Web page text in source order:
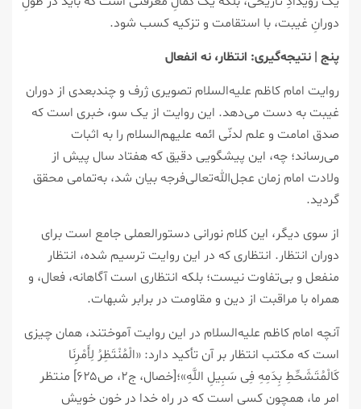
دورانِ غیبت، با استقامت و تزکیه کسب شود.
پنج | نتیجه‌گیری: انتظار، نه انفعال
روایت امام کاظم علیه‌السلام تصویری ژرف و چندبعدی از دوران
غیبت به دست می‌دهد. این روایت از یک سو، خبری است که
صدق امامت و علم لدنّی ائمه علیهم‌السلام را به اثبات
می‌رساند؛ چه، این پیشگویی دقیق که هفتاد سال پیش از
ولادت امام زمان عجل‌الله‌تعالی‌فرجه بیان شد، به‌تمامی محقق
گردید.
از سوی دیگر، این کلام نورانی دستورالعملی جامع است برای
دوران انتظار. انتظاری که در این روایت ترسیم شده، انتظار
منفعل و بی‌تفاوت نیست؛ بلکه انتظاری است آگاهانه، فعال، و
همراه با مراقبت از دین و مقاومت در برابر شبهات.
آنچه امام کاظم علیه‌السلام در این روایت آموختند، همان چیزی
است که مکتب انتظار بر آن تأکید دارد: «الْمُنْتَظِرُ لِأَمْرِنَا
کَالْمُتَشَحِّطِ بِدَمِهِ فِی سَبِیلِ اللَّهِ»؛[خصال، ج۲، ص۶۲۵] منتظر
امر ما، همچون کسی است که در راه خدا در خون خویش